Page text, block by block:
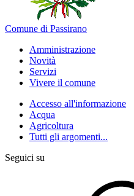
Comune di Passirano
Amministrazione
Novità
Servizi
Vivere il comune
Accesso all'informazione
Acqua
Agricoltura
Tutti gli argomenti...
Seguici su